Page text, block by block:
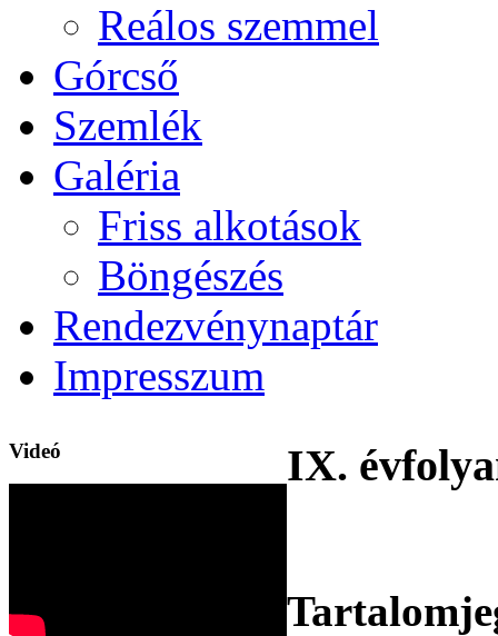
Reálos szemmel
Górcső
Szemlék
Galéria
Friss alkotások
Böngészés
Rendezvénynaptár
Impresszum
Videó IX.